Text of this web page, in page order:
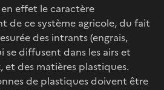
effet le caractère
de ce système agricole, du fait
des intrants (engrais,
diffusent dans les airs et
et des matières plastiques.
de plastiques doivent être